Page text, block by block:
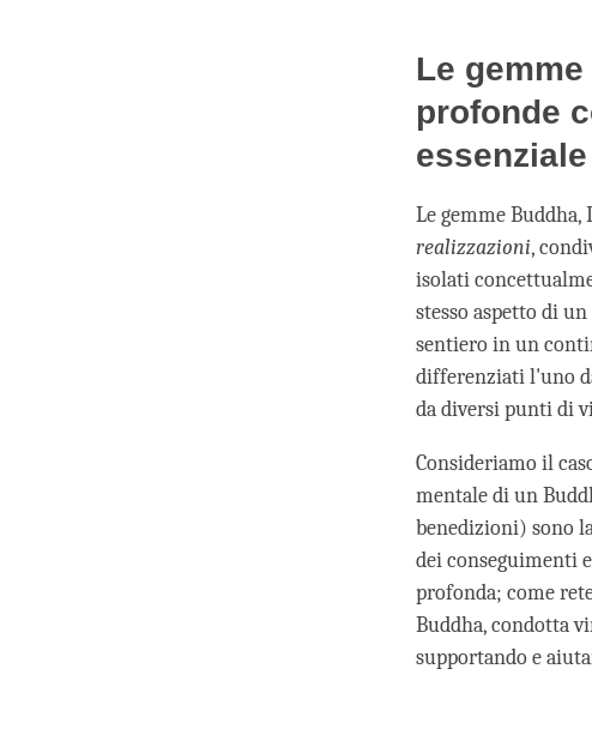
Le
profonde
essenziale
Le gemme
realizzazioni,
isolati
stesso aspetto di
sentiero in un
differenziati l'uno
da diversi punti di
Consideriamo il
mentale di un
benedizioni) sono
dei conseguimenti
profonda; come
Buddha, condotta
supportando e